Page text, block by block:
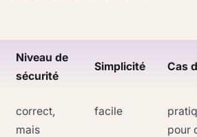
Niveau de
sécurité
Simplicité Cas
correct,
mais
facile
pour